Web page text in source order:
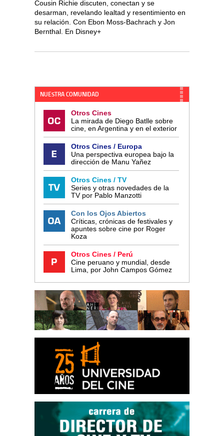
Cousin Richie discuten, conectan y se
desarman, revelando lealtad y resentimiento en
su relación. Con Ebon Moss-Bachrach y Jon
Bernthal. En Disney+
NUESTRA COMUNIDAD
Otros Cines
La mirada de Diego Batlle sobre
cine, en Argentina y en el exterior
Otros Cines / Europa
Una perspectiva europea bajo la
dirección de Manu Yañez
Otros Cines / TV
Series y otras novedades de la
TV por Pablo Manzotti
Con los Ojos Abiertos
Críticas, crónicas de festivales y
apuntes sobre cine por Roger
Koza
Otros Cines / Perú
Cine peruano y mundial, desde
Lima, por John Campos Gómez